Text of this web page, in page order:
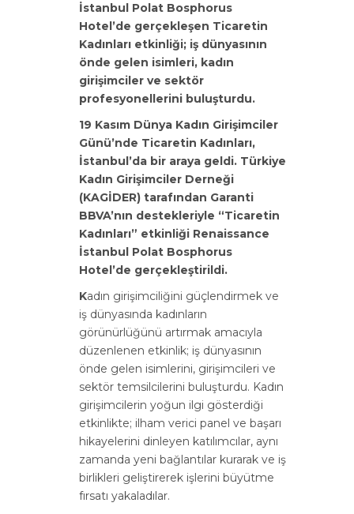
İstanbul Polat Bosphorus
Hotel’de gerçekleşen Ticaretin
Kadınları etkinliği; iş dünyasının
önde gelen isimleri, kadın
girişimciler ve sektör
profesyonellerini buluşturdu.
19 Kasım Dünya Kadın Girişimciler
Günü’nde Ticaretin Kadınları,
İstanbul’da bir araya geldi. Türkiye
Kadın Girişimciler Derneği
(KAGİDER) tarafından Garanti
BBVA’nın destekleriyle “Ticaretin
Kadınları” etkinliği Renaissance
İstanbul Polat Bosphorus
Hotel’de gerçekleştirildi.
Kadın girişimciliğini güçlendirmek ve
iş dünyasında kadınların
görünürlüğünü artırmak amacıyla
düzenlenen etkinlik; iş dünyasının
önde gelen isimlerini, girişimcileri ve
sektör temsilcilerini buluşturdu. Kadın
girişimcilerin yoğun ilgi gösterdiği
etkinlikte; ilham verici panel ve başarı
hikayelerini dinleyen katılımcılar, aynı
zamanda yeni bağlantılar kurarak ve iş
birlikleri geliştirerek işlerini büyütme
fırsatı yakaladılar.